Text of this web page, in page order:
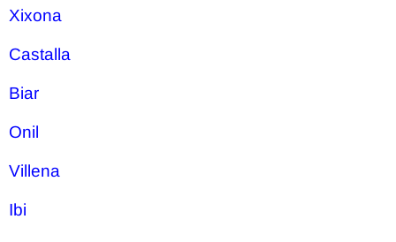
Xixona
Castalla
Biar
Onil
Villena
Ibi